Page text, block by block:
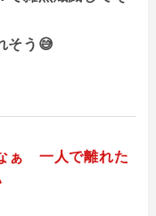
そう😅
ぁ 一人で離れた